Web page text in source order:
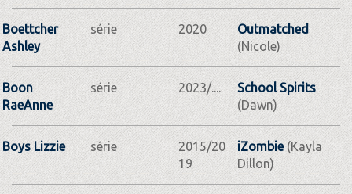
Boettcher
Ashley
série 2020
Outmatched
(Nicole)
Boon
RaeAnne
série 2023/....
School Spirits
(Dawn)
Boys Lizzie série
2015/20
19
iZombie(Kayla
Dillon)